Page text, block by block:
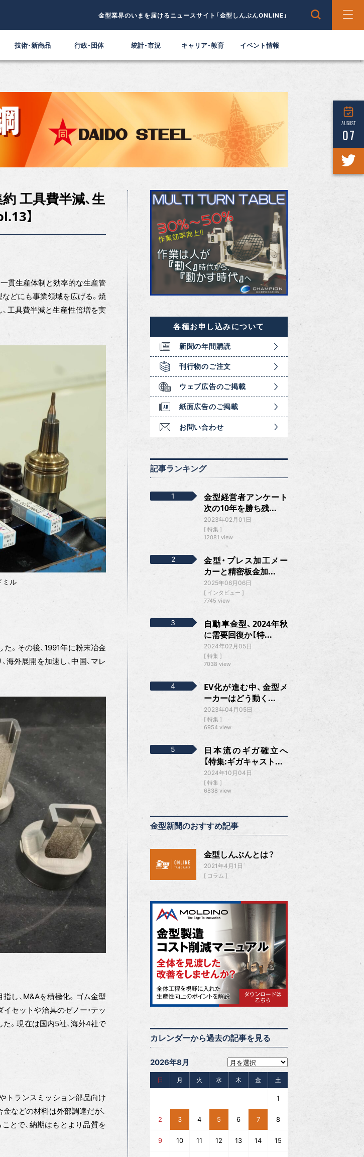
金型業界のいまを届けるニュースサイト「金型しんぶんONLINE」
技術・新商品 行政・団体 統計・市況 キャリア・教育 イベント情報
AUGUST
07
工具費半減、生
】
貫生産体制と効率的な生産管
どにも事業領域を広げる。焼
工具費半減と生産性倍増を実
ミル
。その後、1991年に粉末冶金
外展開を加速し、中国、マレ
指し、M&Aを積極化。ゴム金型
セットや治具のゼノー・テッ
た。現在は国内5社、海外4社で
トランスミッション部品向け
などの材料は外部調達だが、
ことで、納期はもとより品質を
各種お申し込みについて
新聞の年間購読
刊行物のご注文
ウェブ広告のご掲載
紙面広告のご掲載
お問い合わせ
記事ランキング
金型経営者アンケート
次の10年を勝ち残...
2023年02月01日
特集
12081 view
金型・プレス加工メー
カーと精密板金加...
2025年06月06日
インタビュー
7745 view
自動車金型、2024年秋
に需要回復か【特...
2024年02月05日
特集
7038 view
EV化が進む中、金型メ
ーカーはどう動く...
2023年04月05日
特集
6954 view
日本流のギガ確立へ
【特集:ギガキャスト...
2024年10月04日
特集
6838 view
金型新聞のおすすめ記事
金型しんぶんとは？
2021年4月1日
コラム
カレンダーから過去の記事を見る
2026年8月
日 月 火 水 木 金 土
1
2 3 4 5 6 7 8
9 10 11 12 13 14 15